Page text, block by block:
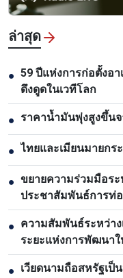
ล่าสุด
● 59 ปีแห่งการก่อตั้งอ
ดึงดูดในเวทีโลก
● ราคาน้ำมันพุ่งสูงขึ้น
● ไทยและเมียนมายก
● ขยายความร่วมมือระ
ประชาสัมพันธ์การท่อ
● ความสัมพันธ์ระหว่าง
ระยะแห่งการพัฒนา
● เวียดนามถือสหรัฐเ